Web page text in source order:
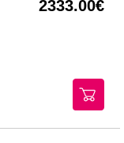
2333.00